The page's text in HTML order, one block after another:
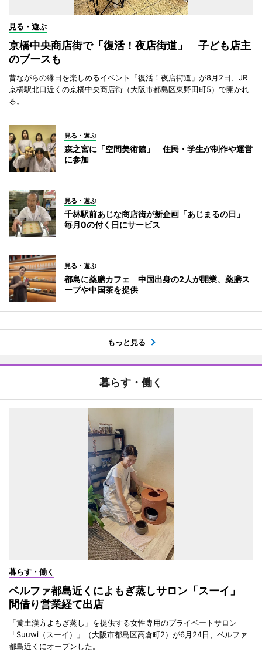
見る・遊ぶ
京橋中央商店街で「復活！夜店街道」 子ども店主
のブースも
昔ながらの縁日を楽しめるイベント「復活！夜店街道」が8月2日、JR
京橋駅北口近くの京橋中央商店街（大阪市都島区東野田町5）で開かれ
る。
見る・遊ぶ
森之宮に「空間美術館」 住民・学生が制作や運営
に参加
見る・遊ぶ
千林駅前あじな商店街が新企画「あじまるの日」
毎月0の付く日にサービス
見る・遊ぶ
都島に薬膳カフェ 中国出身の2人が開業、薬膳ス
ープや中国茶を提供
もっと見る
暮らす・働く
暮らす・働く
ベルファ都島近くによもぎ蒸しサロン「スーイ」
間借り営業経て出店
「黄土漢方よもぎ蒸し」を提供する女性専用のプライベートサロン
「Suuwi（スーイ）」（大阪市都島区高倉町2）が6月24日、ベルファ
都島近くにオープンした。